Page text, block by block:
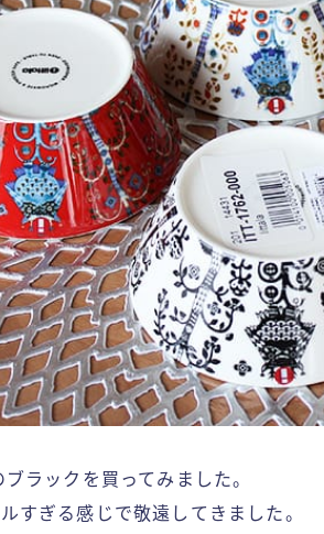
ラックを買ってみました。
すぎる感じで敬遠してきました。